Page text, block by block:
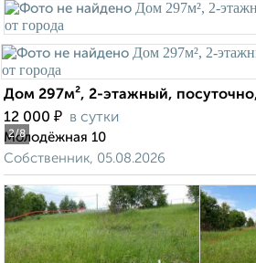
2/8
Дом 297м², 2-этажный,
12 000 ₽ в сутки
Молодёжная 10
Собственник, 05.08.2026